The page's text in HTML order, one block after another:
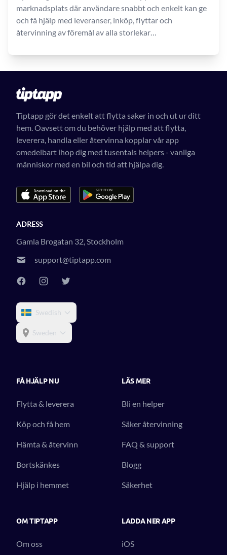
marknadsplats där användare snabbt och enkelt kan ge
och få hjälp med leveranser, inköp, flyttar och
återvinning av föremål av alla storlekar…
Tiptapp gör det enkelt att flytta saker in och ut ur ditt
hem. Oavsett om du behöver hjälp med att flytta,
leverera, handla eller återvinna kopplar vår app
omedelbart ihop dig med tusentals helpers - vanliga
människor med en bil och tid att hjälpa dig.
ADRESS
Gamla Brogatan 32, Stockholm
support@tiptapp.com
Swedish
Sweden
FÅ HJÄLP NU
Flytta & leverera
Köp och få hem
Hämta & återvinn
Bortskänkes
Hjälp i hemmet
LÄS MER
Bli en helper
Säker återvinning
FAQ & support
Blogg
Säkerhet
OM TIPTAPP
Om oss
LADDA NER APP
iOS